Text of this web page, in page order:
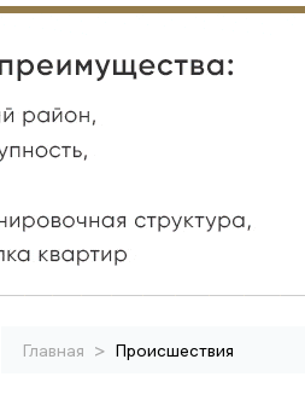
Главная > Происшествия